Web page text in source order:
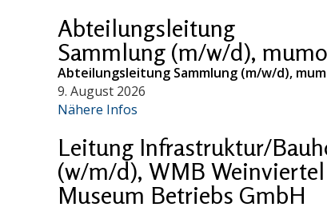
Abteilungsleitung
Sammlung (m/w/d),
Abteilungsleitung Sammlung (m/w/d),
9. August 2026
Nähere Infos
Leitung Infrastruktur/
(w/m/d), WMB Weinviertel
Museum Betriebs GmbH